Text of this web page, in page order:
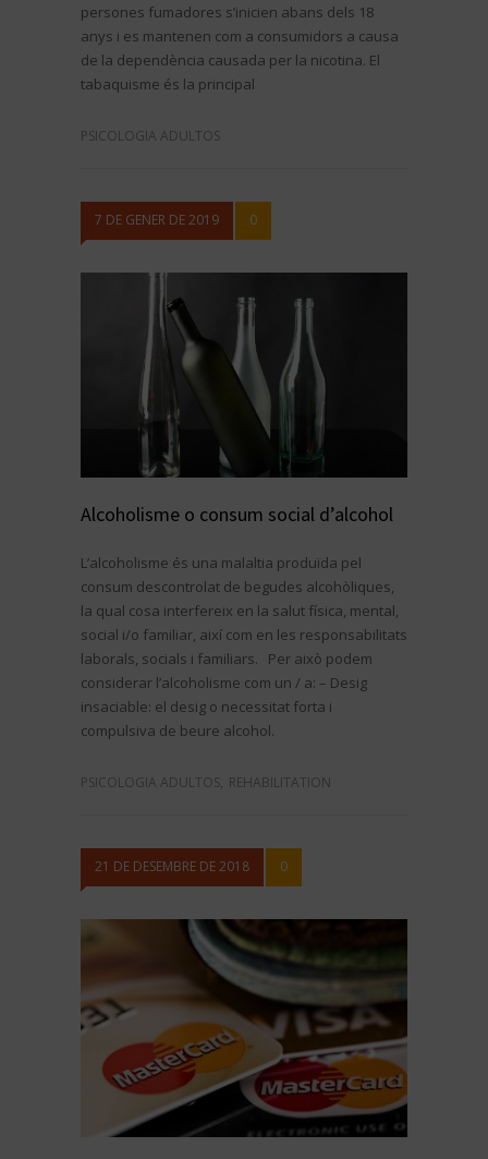
persones fumadores s’inicien abans dels 18
anys i es mantenen com a consumidors a causa
de la dependència causada per la nicotina. El
tabaquisme és la principal
PSICOLOGIA ADULTOS
7 DE GENER DE 2019 0
Alcoholisme o consum social d’alcohol
L’alcoholisme és una malaltia produïda pel
consum descontrolat de begudes alcohòliques,
la qual cosa interfereix en la salut física, mental,
social i/o familiar, així com en les responsabilitats
laborals, socials i familiars. Per això podem
considerar l’alcoholisme com un / a: – Desig
insaciable: el desig o necessitat forta i
compulsiva de beure alcohol.
PSICOLOGIA ADULTOS, REHABILITATION
21 DE DESEMBRE DE 2018 0